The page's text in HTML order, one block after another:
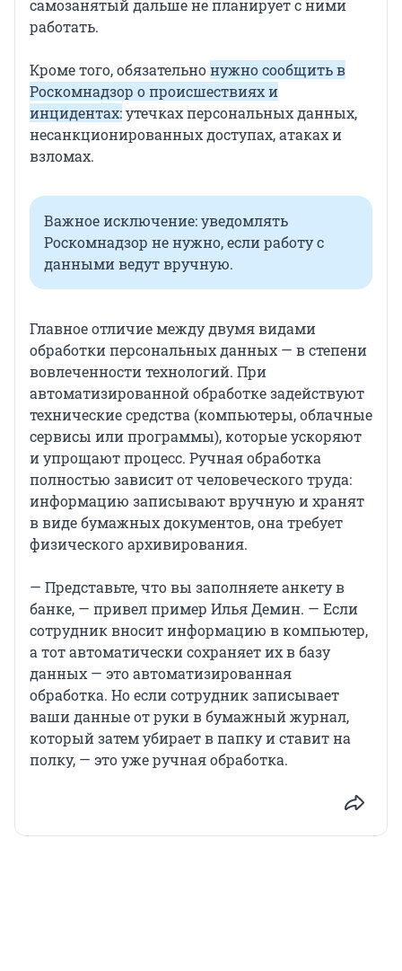
самозанятый дальше не планирует с ними
работать.
Кроме того, обязательнонужно сообщить в
Роскомнадзор о происшествиях и
инцидентах:утечках персональных данных,
несанкционированных доступах, атаках и
взломах.
Важное исключение: уведомлять
Роскомнадзор не нужно, если работу с
данными ведут вручную.
Главное отличие между двумя видами
обработки персональных данных — в степени
вовлеченности технологий. При
автоматизированной обработке задействуют
технические средства (компьютеры, облачные
сервисы или программы), которые ускоряют
и упрощают процесс. Ручная обработка
полностью зависит от человеческого труда:
информацию записывают вручную и хранят
в виде бумажных документов, она требует
физического архивирования.
— Представьте, что вы заполняете анкету в
банке, — привел пример Илья Демин. — Если
сотрудник вносит информацию в компьютер,
а тот автоматически сохраняет их в базу
данных — это автоматизированная
обработка. Но если сотрудник записывает
ваши данные от руки в бумажный журнал,
который затем убирает в папку и ставит на
полку, — это уже ручная обработка.